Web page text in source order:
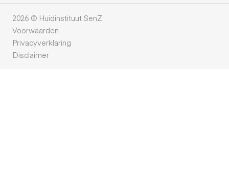
2026 © Huidinstituut SenZ
Voorwaarden
Privacyverklaring
Disclaimer